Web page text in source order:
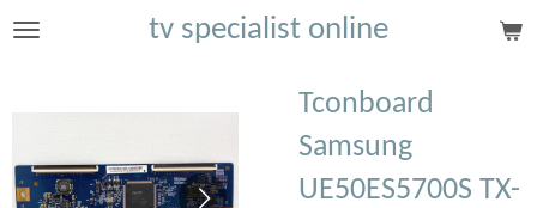
Ga
hoofdinhoud
tv specialist online
Tconboard
Samsung
UE50ES5700S TX-